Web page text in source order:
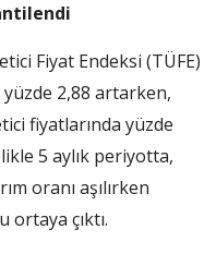
Fiyat Endeksi (TÜFE)
2,88 artarken,
fiyatlarında yüzde
5 aylık periyotta,
oranı aşılırken
çıktı.